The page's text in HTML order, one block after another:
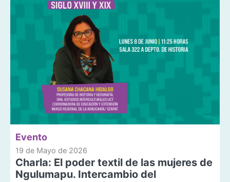
Evento
19 de Mayo de 2026
Charla: El poder textil de las mujeres de
Ngulumapu. Intercambio del